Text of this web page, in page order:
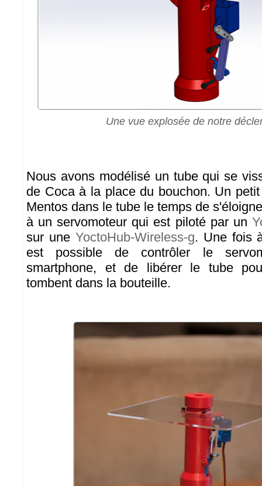
Une vue explosée de notre
Nous avons modélisé un tube qui se
de Coca à la place du bouchon. Un
Mentos dans le tube le temps de
à un servomoteur qui est piloté par un
sur une YoctoHub-Wireless-g. Une fois
est possible de contrôler le
smartphone, et de libérer le tube
tombent dans la bouteille.